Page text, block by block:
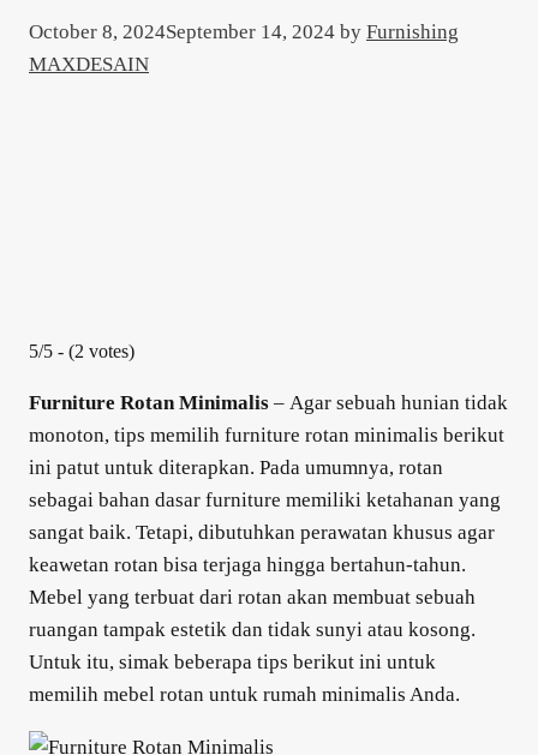
October 8, 2024September 14, 2024 by Furnishing
MAXDESAIN
5/5 - (2 votes)
Furniture Rotan Minimalis – Agar sebuah hunian tidak
monoton, tips memilih furniture rotan minimalis berikut
ini patut untuk diterapkan. Pada umumnya, rotan
sebagai bahan dasar furniture memiliki ketahanan yang
sangat baik. Tetapi, dibutuhkan perawatan khusus agar
keawetan rotan bisa terjaga hingga bertahun-tahun.
Mebel yang terbuat dari rotan akan membuat sebuah
ruangan tampak estetik dan tidak sunyi atau kosong.
Untuk itu, simak beberapa tips berikut ini untuk
memilih mebel rotan untuk rumah minimalis Anda.